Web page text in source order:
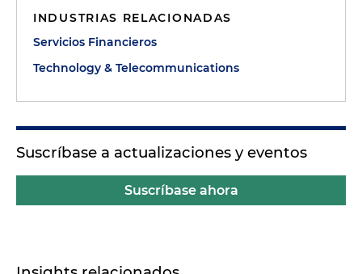
INDUSTRIAS RELACIONADAS
Servicios Financieros
Technology & Telecommunications
Suscríbase a actualizaciones y eventos
Suscríbase ahora